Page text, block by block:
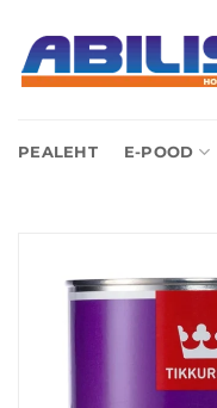
content
PEALEHT E-POOD